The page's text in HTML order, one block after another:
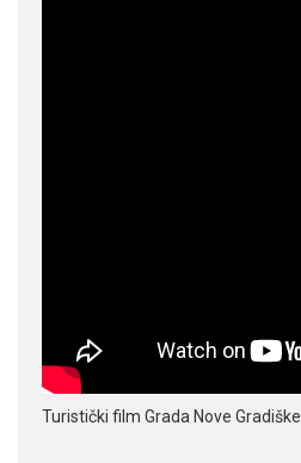
Turistički film Grada Nove Gradiške